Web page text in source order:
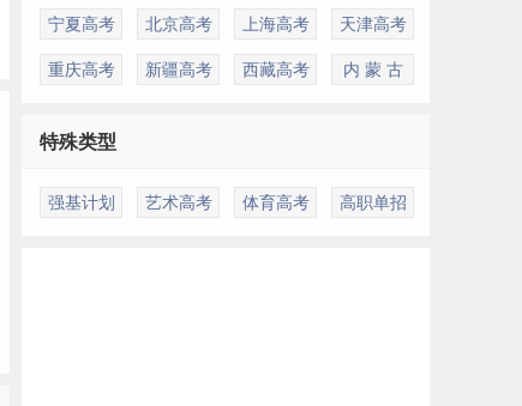
宁夏高考 北京高考 上海高考 天津高考
重庆高考 新疆高考 西藏高考 内 蒙 古
特殊类型
强基计划 艺术高考 体育高考 高职单招